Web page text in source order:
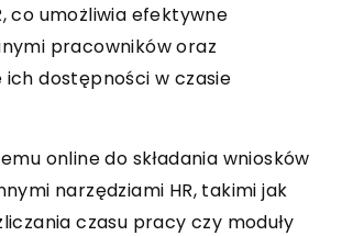
co umożliwia efektywne
pracowników oraz
dostępności w czasie
online do składania wniosków
narzędziami HR, takimi jak
czasu pracy czy moduły